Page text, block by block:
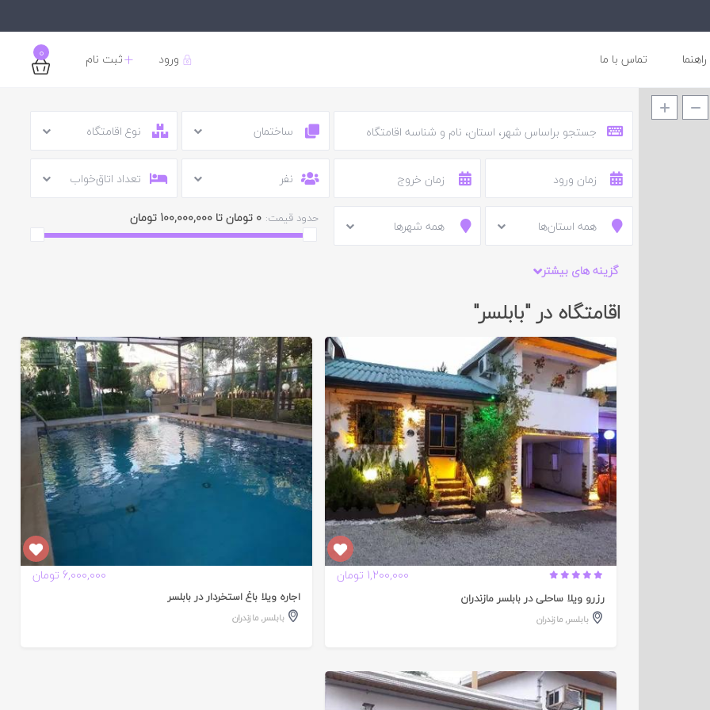
0 ورود ثبت نام راهنما تماس با ما
ساختمان نوع اقامتگاه
نفر تعداد اتاق‌خواب
همه استان‌ها همه شهرها حدود قیمت: 0 تومان تا 100,000,000 تومان
گزینه های بیشتر
اقامتگاه در "بابلسر"
1,200,000 تومان
رزرو ویلا ساحلی در بابلسر مازندران
بابلسر,مازندران
6,000,000 تومان
تایید
شده
اجاره ویلا باغ استخردار در بابلسر
بابلسر,مازندران